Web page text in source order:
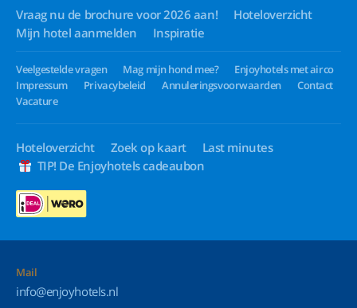
Vraag nu de brochure voor 2026 aan!
Hoteloverzicht
Mijn hotel aanmelden
Inspiratie
Veelgestelde vragen Mag mijn hond mee?
Enjoyhotels met airco
Impressum
Privacybeleid Annuleringsvoorwaarden
Contact
Vacature
Hoteloverzicht Zoek op kaart
Last minutes
TIP! De Enjoyhotels cadeaubon
Mail
info@enjoyhotels.nl